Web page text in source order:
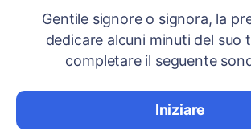
Gentile signore o signora, la
dedicare alcuni minuti del suo
completare il seguente
Iniziare